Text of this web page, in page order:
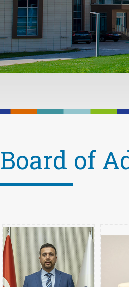
Board of